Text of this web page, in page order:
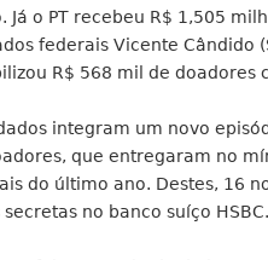
Já o PT recebeu R$ 1,505
federais Vicente Cândido
R$ 568 mil de doadores
integram um novo
que entregaram no
do último ano. Destes, 16
no banco suíço HSBC.